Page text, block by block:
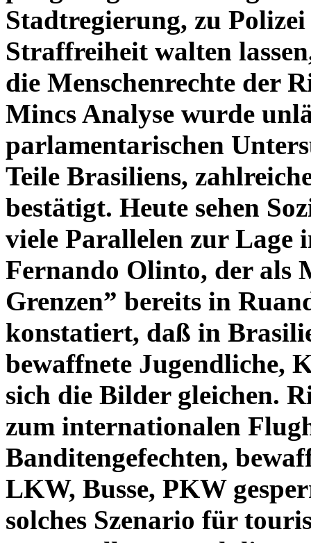
Stadtregierung, zu
Straffreiheit walten
die Menschenrechte der
Mincs Analyse wurde
parlamentarischen
Teile Brasiliens,
bestätigt. Heute sehen
viele Parallelen zur
Fernando Olinto, der als
Grenzen” bereits in
konstatiert, daß in
bewaffnete Jugendliche,
sich die Bilder gleichen.
zum internationalen
Banditengefechten,
LKW, Busse, PKW
solches Szenario für